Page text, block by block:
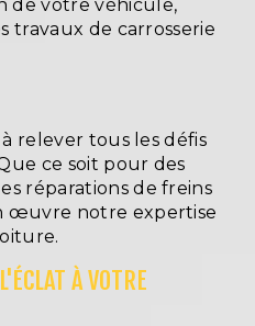
de votre véhicule,
travaux de carrosserie
relever tous les défis
ce soit pour des
réparations de freins
œuvre notre expertise
À VOTRE